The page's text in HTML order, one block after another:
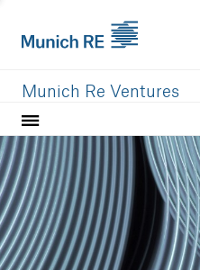
Munich Re Ventures
Home
Our value
Portfolio
Investment areas